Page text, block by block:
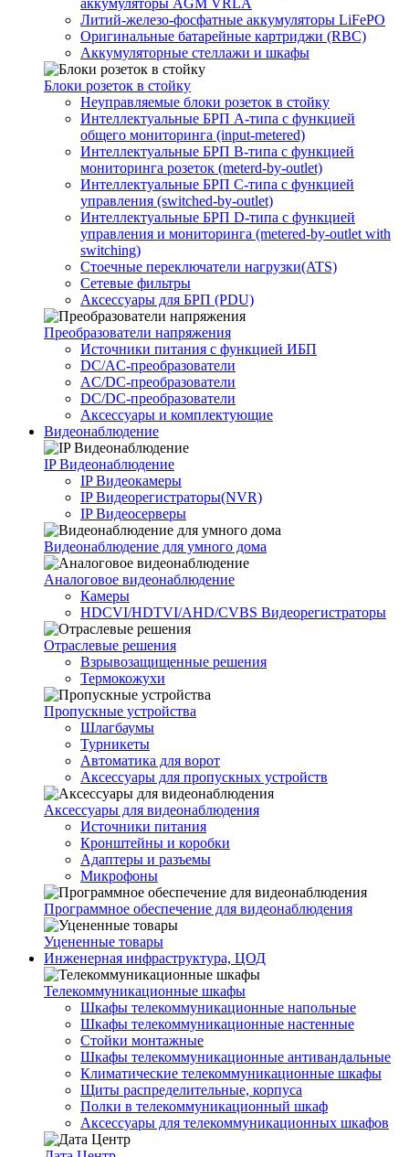
аккумуляторы AGM VRLA
Литий-железо-фосфатные аккумуляторы LiFePO
Оригинальные батарейные картриджи (RBC)
Аккумуляторные стеллажи и шкафы
Блоки розеток в стойку
Неуправляемые блоки розеток в стойку
Интеллектуальные БРП А-типа с функцией
общего мониторинга (input-metered)
Интеллектуальные БРП B-типа с функцией
мониторинга розеток (meterd-by-outlet)
Интеллектуальные БРП C-типа с функцией
управления (switched-by-outlet)
Интеллектуальные БРП D-типа с функцией
управления и мониторинга (metered-by-outlet with
switching)
Стоечные переключатели нагрузки(ATS)
Сетевые фильтры
Аксессуары для БРП (PDU)
Преобразователи напряжения
Источники питания c функцией ИБП
DC/AC-преобразователи
AC/DC-преобразователи
DC/DC-преобразователи
Аксессуары и комплектующие
Видеонаблюдение
IP Видеонаблюдение
IP Видеокамеры
IP Видеорегистраторы(NVR)
IP Видеосерверы
Видеонаблюдение для умного дома
Аналоговое видеонаблюдение
Камеры
HDCVI/HDTVI/AHD/CVBS Видеорегистраторы
Отраслевые решения
Взрывозащищенные решения
Термокожухи
Пропускные устройства
Шлагбаумы
Турникеты
Автоматика для ворот
Аксессуары для пропускных устройств
Аксессуары для видеонаблюдения
Источники питания
Кронштейны и коробки
Адаптеры и разъемы
Микрофоны
Программное обеспечение для видеонаблюдения
Уцененные товары
Инженерная инфраструктура, ЦОД
Телекоммуникационные шкафы
Шкафы телекоммуникационные напольные
Шкафы телекоммуникационные настенные
Стойки монтажные
Шкафы телекоммуникационные антивандальные
Климатические телекоммуникационные шкафы
Щиты распределительные, корпуса
Полки в телекоммуникационный шкаф
Аксессуары для телекоммуникационных шкафов